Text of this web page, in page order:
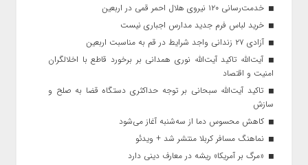
خدمت‌رسانی ۱۲۰ نیروی هلال احمر قمی در اربعین
خرید لباس فرم جدید مدارس اجباری نیست
آزادی ۲۷ زندانی واجد شرایط در قم به مناسبت اربعین
آیت‌الله تاکید آیت‌الله نوری همدانی بر برخورد قاطع با اخلالگران
امنیت و اقتصاد
تاکید آیت‌الله‌ سبحانی بر توجه حداکثری دستگاه قضا به صلح و
سازش
کاهش محسوس دما از سه‌شنبه آغاز می‌شود
نماهنگ مسافر کربلا منتشر شد + ویدئو
«مرگ بر آمریکا» ریشه در معارف دینی دارد